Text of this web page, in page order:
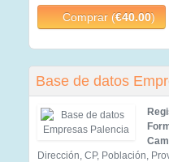
Comprar (€40.00)
Base de datos
Dirección, CP, Población,